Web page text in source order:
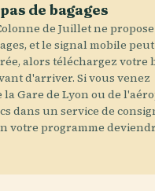
de bagages
de Juillet ne
et le signal mobile
alors téléchargez votre
d'arriver. Si vous venez
Gare de Lyon ou de
dans un service de
votre programme